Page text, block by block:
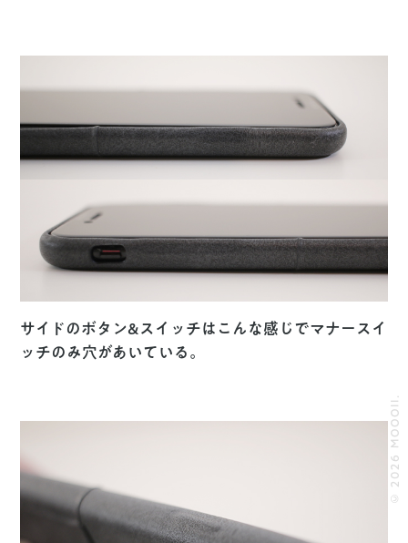
サイドのボタン&スイッチはこんな感じでマナースイ
ッチのみ穴があいている。
© 2026 MOOOII.